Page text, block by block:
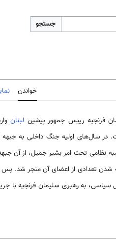
جستجو
خواندن
لبنان
در سال‌های اولیه جنگ داخلی به
شبه نظامی‌ تحت امر بشیر جمیل، از آن
شدن تعدادی از اعضای آن منجر شد.
به رهبری سلیمان فرنجیه با